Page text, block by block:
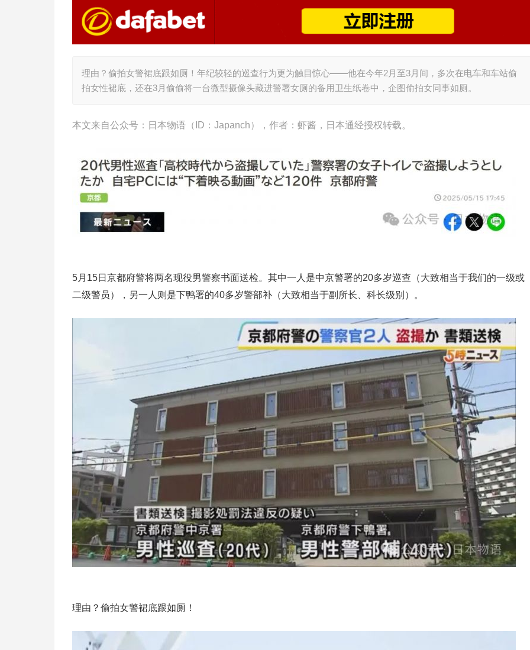
理由？偷拍女警裙底跟如厕！年纪较轻的巡查行为更为触目惊心——他在今年2月至3月间，多次在电车和车站偷
拍女性裙底，还在3月偷偷将一台微型摄像头藏进警署女厕的备用卫生纸卷中，企图偷拍女同事如厕。
本文来自公众号：日本物语（ID：Japanch），作者：虾酱，日本通经授权转载。
5月15日京都府警将两名现役男警察书面送检。其中一人是中京警署的20多岁巡查（大致相当于我们的一级或
二级警员），另一人则是下鸭署的40多岁警部补（大致相当于副所长、科长级别）。
理由？偷拍女警裙底跟如厕！